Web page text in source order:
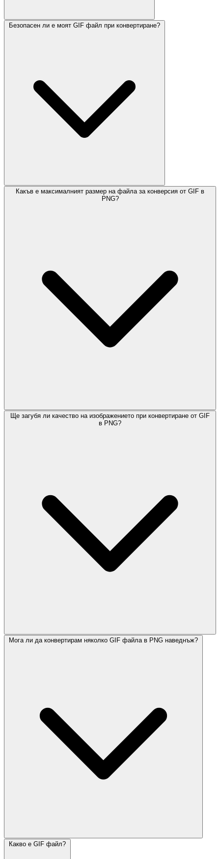
Безопасен ли е моят GIF файл при конвертиране?
Какъв е максималният размер на файла за конверсия от GIF в
PNG?
Ще загубя ли качество на изображението при конвертиране от GIF
в PNG?
Мога ли да конвертирам няколко GIF файла в PNG наведнъж?
Какво е GIF файл?